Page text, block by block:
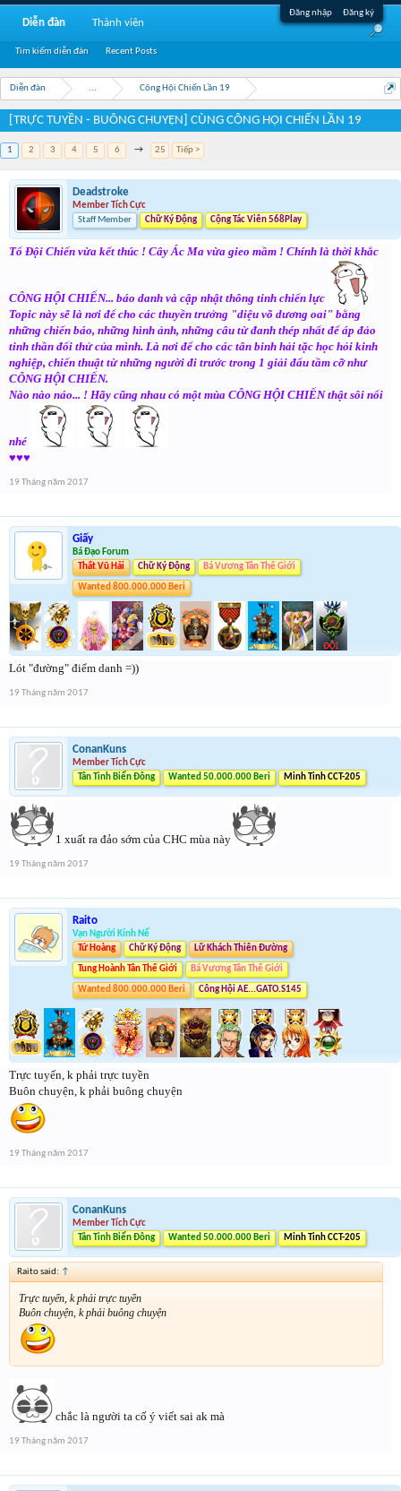
Đăng nhập Đăng ký
Diễn đàn ... Công Hội Chiến Lần 19
[TRỰC TUYỀN - BUÔNG CHUYỆN] CÙNG CÔNG HỘI CHIẾN LẦN 19
1 2 3 4 5 6 → 25 Tiếp >
Deadstroke
Member Tích Cực
Staff Member
Chữ Ký Động Cộng Tác Viên 568Play
Tổ Đội Chiến vừa kết thúc ! Cây Ác Ma vừa gieo mầm ! Chính là thời khắc
CÔNG HỘI CHIẾN... báo danh và cập nhật thông tinh chiến lực
Topic này sẽ là nơi để cho các thuyền trưởng "diệu võ dương oai" bằng
những chiến báo, những hình ảnh, những câu từ đanh thép nhất để áp đảo
tinh thần đối thử của mình. Là nơi để cho các tân binh hải tặc học hỏi kinh
nghiệp, chiến thuật từ những người đi trước trong 1 giải đấu tầm cỡ như
CÔNG HỘI CHIẾN.
Nào nào náo... ! Hãy cũng nhau có một mùa CÔNG HỘI CHIẾN thật sôi nổi
nhé
♥♥♥
19 Tháng năm 2017
Giấy
Bá Đạo Forum
Thất Vũ Hải
Chữ Ký Động Bá Vương Tân Thế Giới
Wanted 800.000.000 Beri
Lót "đường" điểm danh =))
19 Tháng năm 2017
ConanKuns
Member Tích Cực
Tân Tinh Biển Đông
Wanted 50.000.000 Beri Minh Tinh CCT-205
1 xuất ra đảo sớm của CHC mùa này
19 Tháng năm 2017
Raito
Vạn Người Kính Nể
Tứ Hoàng
Chữ Ký Động Lữ Khách Thiên Đường
Tung Hoành Tân Thế Giới Bá Vương Tân Thế Giới
Wanted 800.000.000 Beri Công Hội AE...GATO.S145
Trực tuyến, k phải trực tuyền
Buôn chuyện, k phải buông chuyện
19 Tháng năm 2017
ConanKuns
Member Tích Cực
Tân Tinh Biển Đông
Wanted 50.000.000 Beri Minh Tinh CCT-205
Raito said: ↑
Trực tuyến, k phải trực tuyền
Buôn chuyện, k phải buông chuyện
chắc là người ta cố ý viết sai ak mà
19 Tháng năm 2017
Diễn đàn
Tìm kiếm diễn đàn Recent Posts
Thành viên